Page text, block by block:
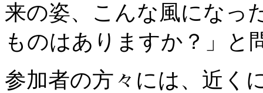
来の姿、こんな風になっ
ものはありますか？」と
参加者の方々には、近く